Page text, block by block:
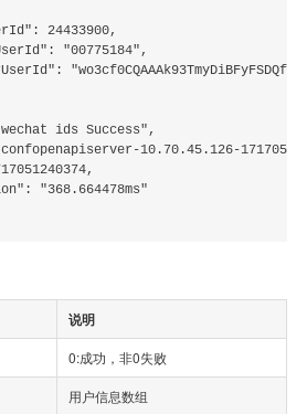
24433900,
"00775184",
ids Success",
10.70.45.126-
"368.664478ms"
说明
0:成功，非0失败
用户信息数组